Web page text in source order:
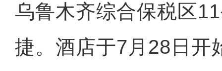
乌鲁木齐综合保税区
捷。酒店于7月28日开